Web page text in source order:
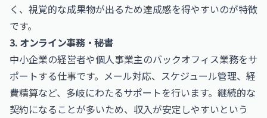
く、視覚的な成果物が出るため達成感を得やすいのが特徴
です。
3. オンライン事務・秘書
中小企業の経営者や個人事業主のバックオフィス業務をサ
ポートする仕事です。メール対応、スケジュール管理、経
費精算など、多岐にわたるサポートを行います。継続的な
契約になることが多いため、収入が安定しやすいという